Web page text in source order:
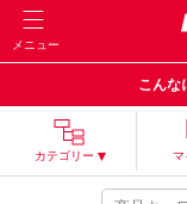
メニュー
こんな
カテゴリー マ